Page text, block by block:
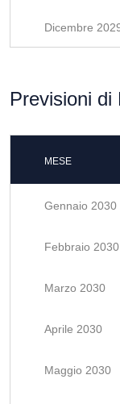
Dicembre
Previsioni
MESE
Gennaio 2030
Febbraio 2030
Marzo 2030
Aprile 2030
Maggio 2030